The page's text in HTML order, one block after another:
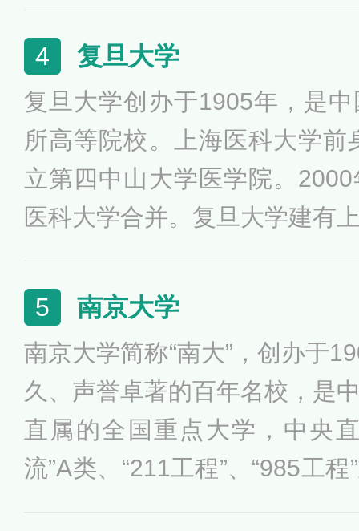
设高水平大学公派研究生项目
育改革示范高校、学位授权自
厉绥之、束星北、李政道等杰
4 复旦大学
复旦大学创办于1905年，是
所高等院校。上海医科大学前
立第四中山大学医学院。
医科大学合并。复旦大学建有
家高端智库建设试点单位，马
全国重点马克思主义学院，“中
处落户复旦，入选首批教育部
育高校。
5 南京大学
南京大学简称“南大”，创办于
久、声誉卓著的百年名校，是
直属的全国重点大学，中央
流”A类、“211工程”、“985工